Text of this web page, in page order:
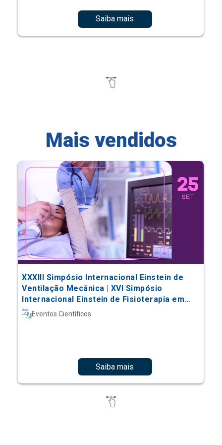
Saiba mais
Mais vendidos
XXXIII Simpósio Internacional Einstein de
Ventilação Mecânica | XVI Simpósio
Internacional Einstein de Fisioterapia em
Terapia Intensiva
Eventos Científicos
Saiba mais